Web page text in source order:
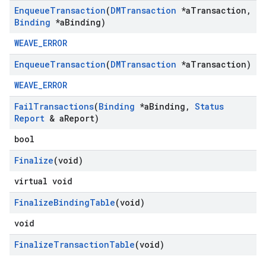
EnqueueTransaction(DMTransaction *aTransaction ,
Binding *aBinding)
WEAVE_ERROR
EnqueueTransaction(DMTransaction *aTransaction)
WEAVE_ERROR
FailTransactions(Binding *aBinding , Status
Report & aReport)
bool
Finalize(void)
virtual void
FinalizeBindingTable(void)
void
FinalizeTransactionTable(void)